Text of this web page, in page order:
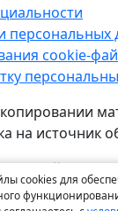
cookies для
персональных
cookie-
на источник
на сайте